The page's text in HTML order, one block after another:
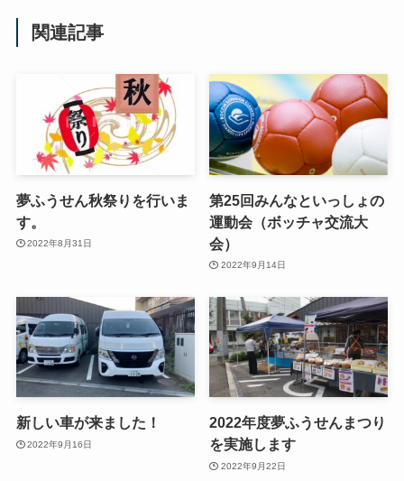
関連記事
夢ふうせん秋祭りを行いま
す。
2022年8月31日
第25回みんなといっしょの
運動会（ボッチャ交流大
会）
2022年9月14日
新しい車が来ました！
2022年9月16日
2022年度夢ふうせんまつり
を実施します
2022年9月22日